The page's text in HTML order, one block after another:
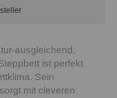
ausgleichend,
ist perfekt
Sein
mit cleveren